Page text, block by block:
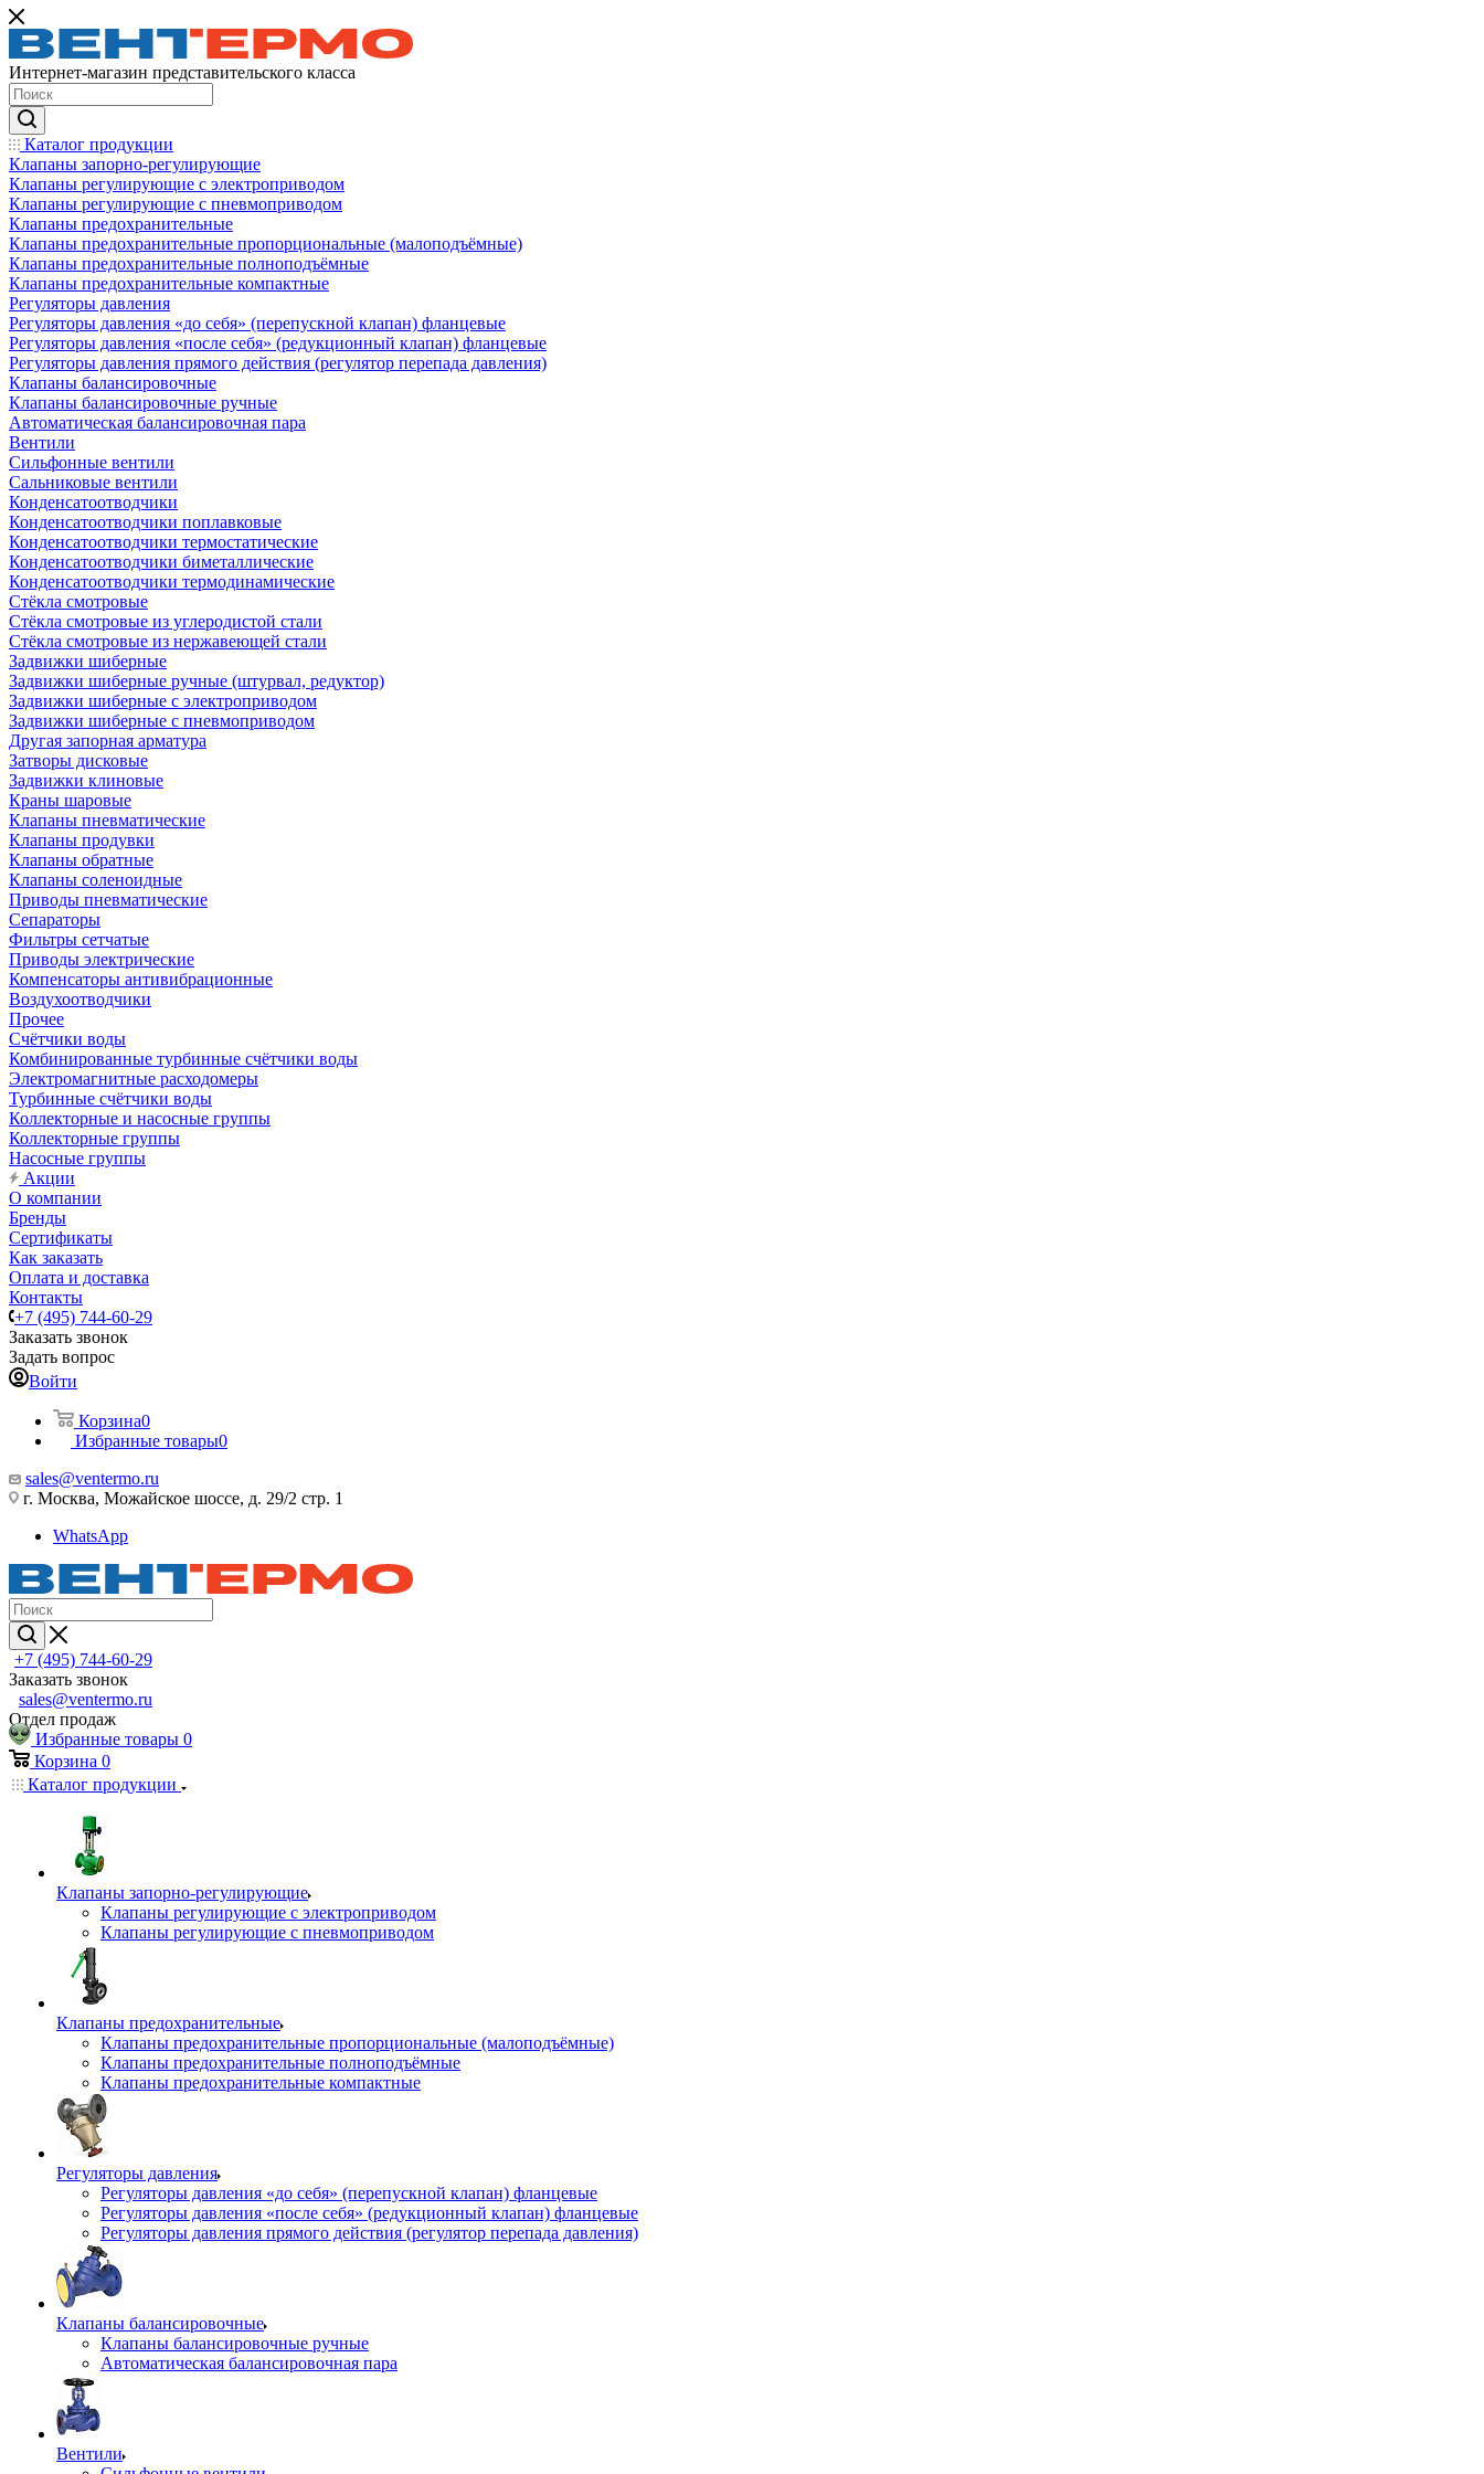
Интернет-магазин представительского класса
Каталог продукции
Клапаны запорно-регулирующие
Клапаны регулирующие с электроприводом
Клапаны регулирующие с пневмоприводом
Клапаны предохранительные
Клапаны предохранительные пропорциональные (малоподъёмные)
Клапаны предохранительные полноподъёмные
Клапаны предохранительные компактные
Регуляторы давления
Регуляторы давления «до себя» (перепускной клапан) фланцевые
Регуляторы давления «после себя» (редукционный клапан) фланцевые
Регуляторы давления прямого действия (регулятор перепада давления)
Клапаны балансировочные
Клапаны балансировочные ручные
Автоматическая балансировочная пара
Вентили
Сильфонные вентили
Сальниковые вентили
Конденсатоотводчики
Конденсатоотводчики поплавковые
Конденсатоотводчики термостатические
Конденсатоотводчики биметаллические
Конденсатоотводчики термодинамические
Стёкла смотровые
Стёкла смотровые из углеродистой стали
Стёкла смотровые из нержавеющей стали
Задвижки шиберные
Задвижки шиберные ручные (штурвал, редуктор)
Задвижки шиберные с электроприводом
Задвижки шиберные с пневмоприводом
Другая запорная арматура
Затворы дисковые
Задвижки клиновые
Краны шаровые
Клапаны пневматические
Клапаны продувки
Клапаны обратные
Клапаны соленоидные
Приводы пневматические
Сепараторы
Фильтры сетчатые
Приводы электрические
Компенсаторы антивибрационные
Воздухоотводчики
Прочее
Счётчики воды
Комбинированные турбинные счётчики воды
Электромагнитные расходомеры
Турбинные счётчики воды
Коллекторные и насосные группы
Коллекторные группы
Насосные группы
Акции
О компании
Бренды
Сертификаты
Как заказать
Оплата и доставка
Контакты
+7 (495) 744-60-29
Заказать звонок
Задать вопрос
Войти
Корзина0
Избранные товары0
sales@ventermo.ru
г. Москва, Можайское шоссе, д. 29/2 стр. 1
WhatsApp
+7 (495) 744-60-29
Заказать звонок
sales@ventermo.ru
Отдел продаж
Избранные товары 0
Корзина 0
Каталог продукции
Клапаны запорно-регулирующие
Клапаны регулирующие с электроприводом
Клапаны регулирующие с пневмоприводом
Клапаны предохранительные
Клапаны предохранительные пропорциональные (малоподъёмные)
Клапаны предохранительные полноподъёмные
Клапаны предохранительные компактные
Регуляторы давления
Регуляторы давления «до себя» (перепускной клапан) фланцевые
Регуляторы давления «после себя» (редукционный клапан) фланцевые
Регуляторы давления прямого действия (регулятор перепада давления)
Клапаны балансировочные
Клапаны балансировочные ручные
Автоматическая балансировочная пара
Вентили